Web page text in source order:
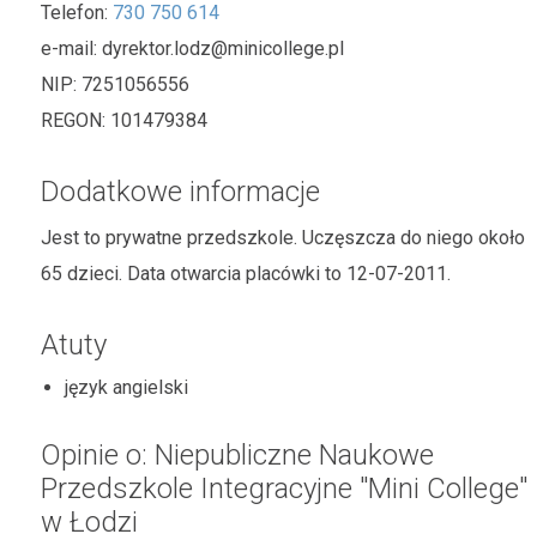
Telefon: 730 750 614
e-mail: dyrektor.lodz@minicollege.pl
NIP: 7251056556
REGON: 101479384
Dodatkowe informacje
Jest to prywatne przedszkole. Uczęszcza do niego około
65 dzieci. Data otwarcia placówki to 12-07-2011.
Atuty
język angielski
Opinie o: Niepubliczne Naukowe
Przedszkole Integracyjne "Mini College"
w Łodzi